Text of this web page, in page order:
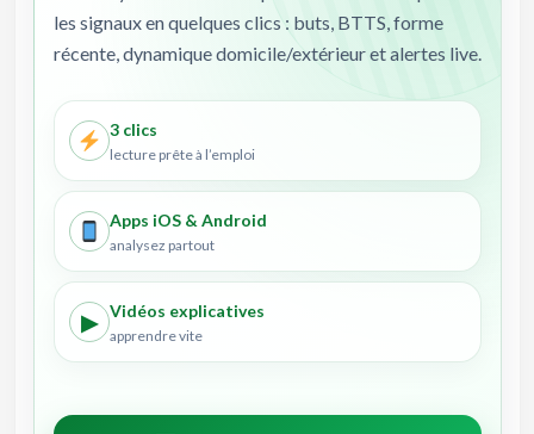
les signaux en quelques clics : buts, BTTS, forme
récente, dynamique domicile/extérieur et alertes live.
3 clics
lecture prête à l’emploi
Apps iOS & Android
analysez partout
▶ Vidéos explicatives
apprendre vite